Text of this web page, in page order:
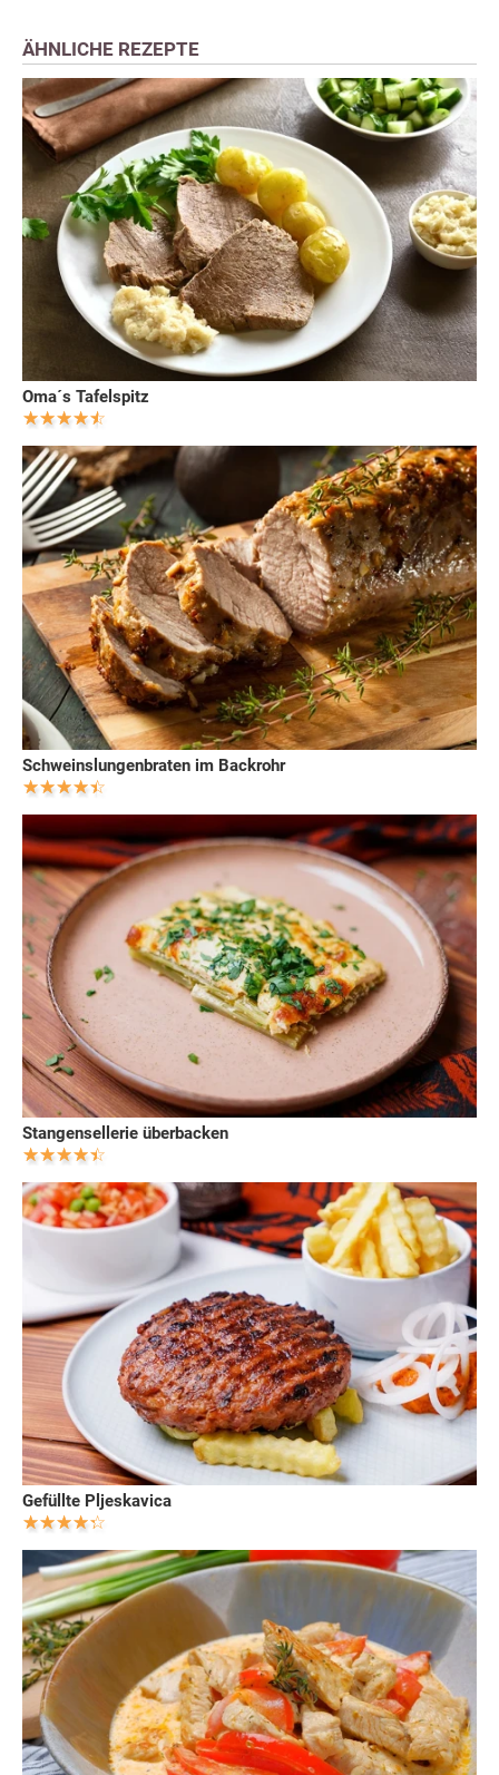
ÄHNLICHE REZEPTE
Oma´s Tafelspitz
Schweinslungenbraten im Backrohr
Stangensellerie überbacken
Gefüllte Pljeskavica